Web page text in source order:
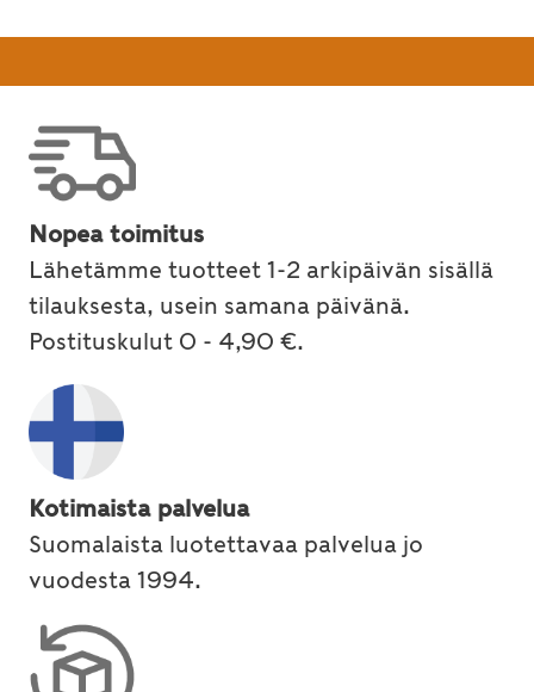
Nopea toimitus
Lähetämme tuotteet 1-2 arkipäivän sisällä
tilauksesta, usein samana päivänä.
Postituskulut 0 - 4,90 €.
Kotimaista palvelua
Suomalaista luotettavaa palvelua jo
vuodesta 1994.